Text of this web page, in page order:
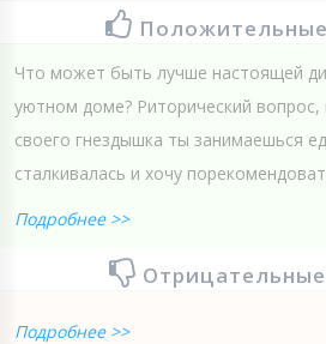
Что может быть лучше настоящей
уютном доме? Риторический вопрос,
своего гнездышка ты занимаешься
сталкивалась и хочу
Подробнее >>
Подробнее >>